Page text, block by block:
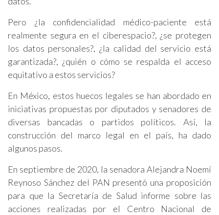
Pero ¿la confidencialidad médico-paciente está
realmente segura en el ciberespacio?, ¿se protegen
los datos personales?, ¿la calidad del servicio está
garantizada?, ¿quién o cómo se respalda el acceso
equitativo a estos servicios?
En México, estos huecos legales se han abordado en
iniciativas propuestas por diputados y senadores de
diversas bancadas o partidos políticos. Así, la
construcción del marco legal en el país, ha dado
algunos pasos.
En septiembre de 2020, la senadora Alejandra Noemí
Reynoso Sánchez del PAN presentó una proposición
para que la Secretaría de Salud informe sobre las
acciones realizadas por el Centro Nacional de